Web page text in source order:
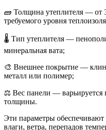
🧱 Толщина утеплителя — от
требуемого уровня
🌡 Тип утеплителя —
минеральная вата;
🎨 Внешнее покрытие —
металл или полимер;
⚖️ Вес панели — варьируется
толщины.
Эти параметры
влаги, ветра, перепадов